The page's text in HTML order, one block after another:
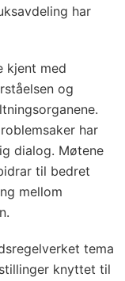
har
kjent med
og
har
dialog. Møtene
til bedret
mellom
tema
knyttet til